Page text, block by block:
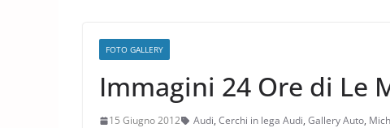
FOTO GALLERY
Immagini 24 Ore di Le
15 Giugno 2012 Audi, Cerchi in lega Audi, Gallery Auto,